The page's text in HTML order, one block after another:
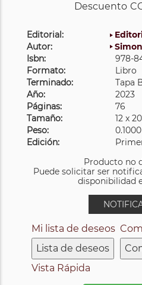
Descuento
Editorial:
Autor:
Isbn:
978-
Formato:
Libro
Terminado:
Tapa
Año:
2023
Páginas:
76
Tamaño:
12 x
Peso:
Edición:
Producto no
Puede solicitar ser
disponibilidad
Mi lista de deseos
Lista de deseos
Vista Rápida